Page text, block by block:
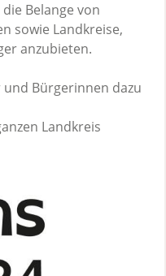
Belange von
sowie Landkreise,
anzubieten.
Bürgerinnen dazu
Landkreis